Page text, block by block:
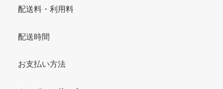
配送料・利用料
配送時間
お支払い方法